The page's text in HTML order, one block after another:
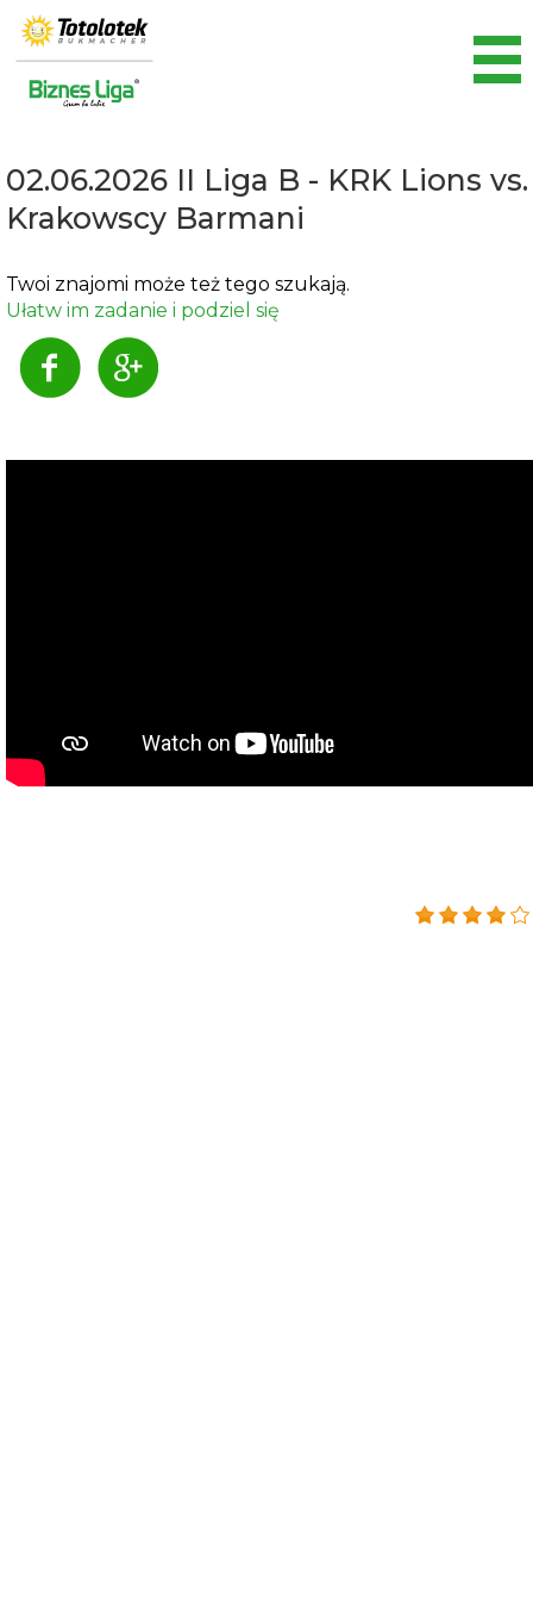
02.06.2026 II Liga B - KRK Lions vs.
Krakowscy Barmani
Twoi znajomi może też tego szukają.
Ułatw im zadanie i podziel się